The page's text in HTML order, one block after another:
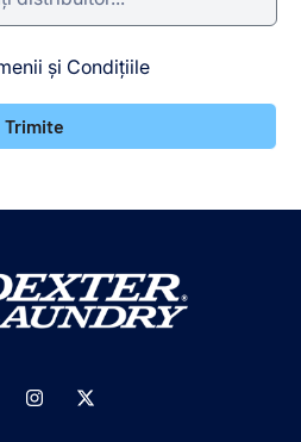
și Condițiile
Trimite